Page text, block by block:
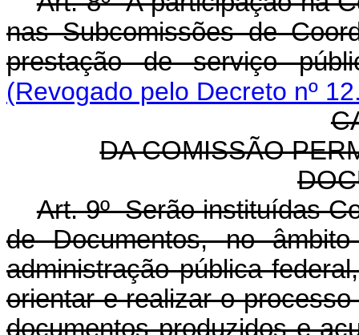
nas Subcomissões de
prestação de serviço
(Revogado pelo Decreto nº
DA COMISSÃO
Art. 9º Serão instituídas
de Documentos, no
administração pública
orientar e realizar o
documentos produzidos e